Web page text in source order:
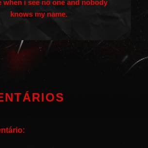
when i see no one and nobody
knows my name.